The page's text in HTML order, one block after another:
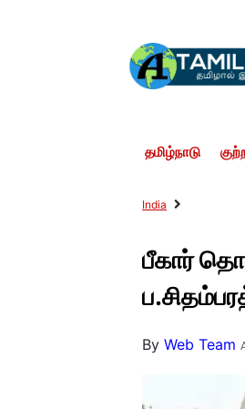
தமிழ்நாடு
India
பீகார்
ByWeb Team